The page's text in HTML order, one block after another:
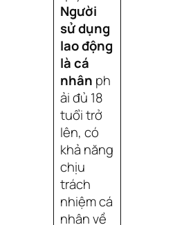
Người
sử dụng
lao động
là cá
nhân ph
ải đủ 18
tuổi trở
lên, có
khả năng
chịu
trách
nhiệm cá
nhân về